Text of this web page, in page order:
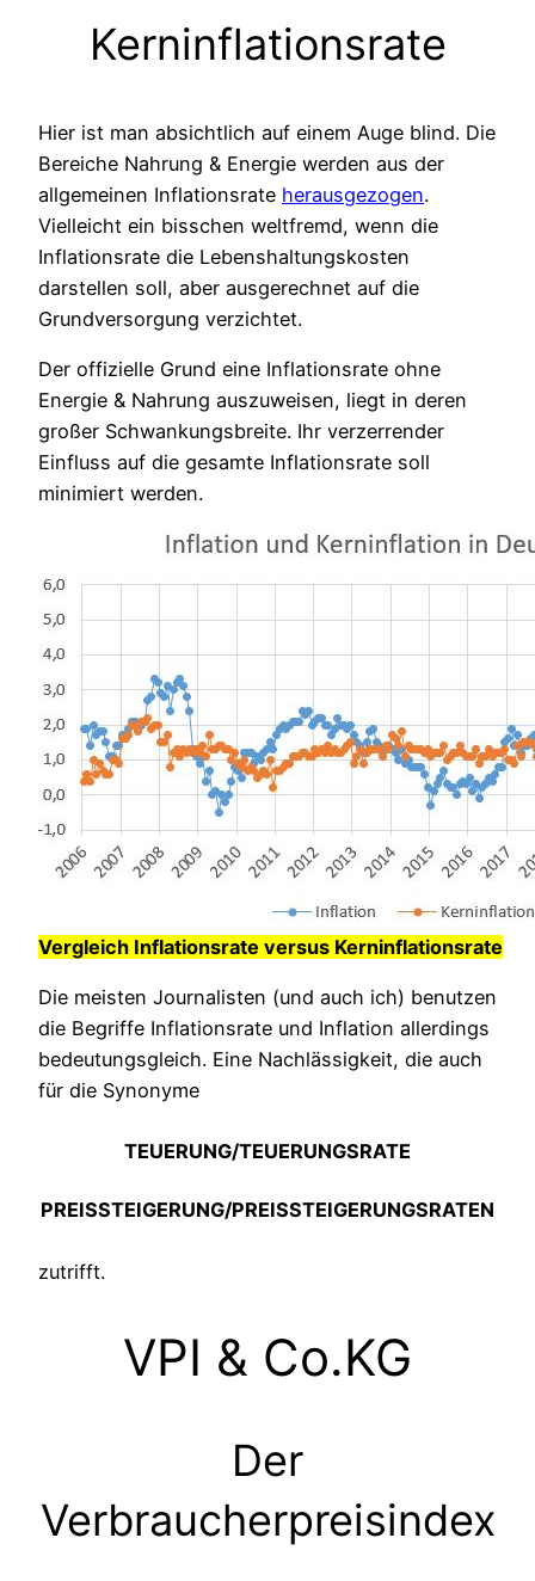
Kerninflationsrate
Hier ist man absichtlich auf einem Auge blind. Die
Bereiche Nahrung & Energie werden aus der
allgemeinen Inflationsrate herausgezogen.
Vielleicht ein bisschen weltfremd, wenn die
Inflationsrate die Lebenshaltungskosten
darstellen soll, aber ausgerechnet auf die
Grundversorgung verzichtet.
Der offizielle Grund eine Inflationsrate ohne
Energie & Nahrung auszuweisen, liegt in deren
großer Schwankungsbreite. Ihr verzerrender
Einfluss auf die gesamte Inflationsrate soll
minimiert werden.
Vergleich Inflationsrate versus Kerninflationsrate
Die meisten Journalisten (und auch ich) benutzen
die Begriffe Inflationsrate und Inflation allerdings
bedeutungsgleich. Eine Nachlässigkeit, die auch
für die Synonyme
TEUERUNG/TEUERUNGSRATE
PREISSTEIGERUNG/PREISSTEIGERUNGSRATEN
zutrifft.
VPI & Co.KG
Der
Verbraucherpreisindex